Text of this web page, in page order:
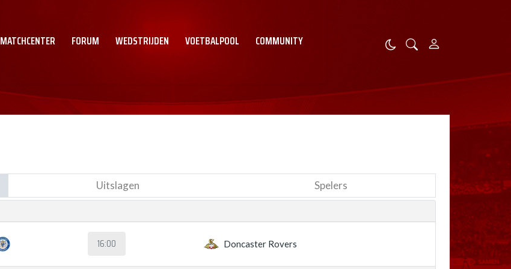
MATCHCENTER FORUM WEDSTRIJDEN VOETBALPOOL COMMUNITY
Uitslagen Spelers
16:00 Doncaster Rovers